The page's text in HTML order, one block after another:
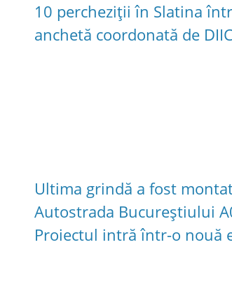
10 percheziții în Slatina
anchetă coordonată de
Ultima grindă a fost
Autostrada Bucureștiului
Proiectul intră într-o nouă